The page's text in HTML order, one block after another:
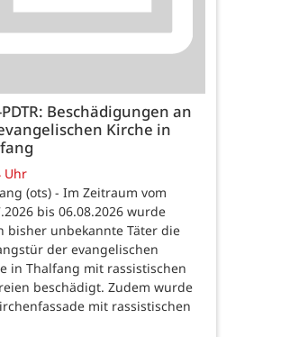
PDTR: Beschädigungen an
Kirche in
Uhr
(ots) - Im Zeitraum vom
bis 06.08.2026 wurde
bisher unbekannte Täter die
der evangelischen
in Thalfang mit rassistischen
beschädigt. Zudem wurde
mit rassistischen